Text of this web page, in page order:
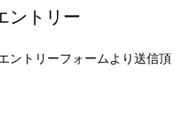
ントリー
ントリーフォームより送信頂